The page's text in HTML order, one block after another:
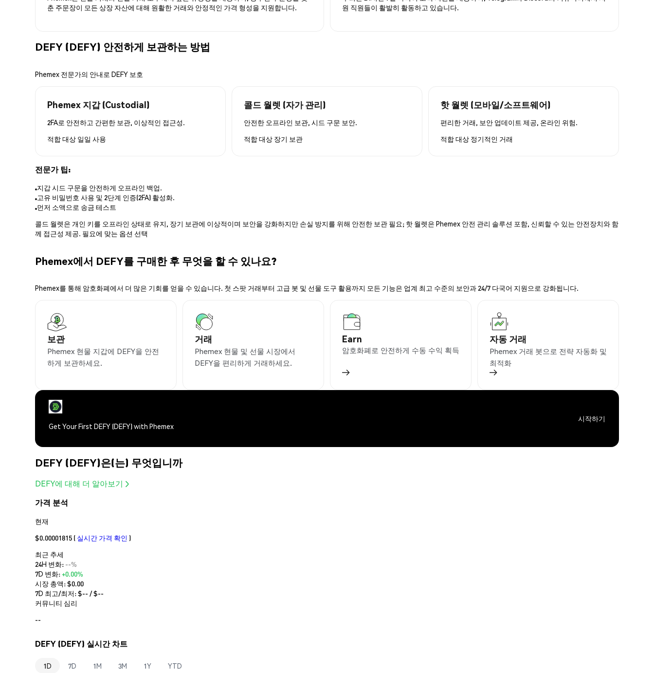
춘 주문장이 모든 상장 자산에 대해 원활한 거래와 안정적인 가격 형성을 지원합니다.
원 직원들이 활발히 활동하고 있습니다.
DEFY (DEFY) 안전하게 보관하는 방법
Phemex 전문가의 안내로 DEFY 보호
Phemex 지갑 (Custodial)
2FA로 안전하고 간편한 보관, 이상적인 접근성.
적합 대상 일일 사용
콜드 월렛 (자가 관리)
안전한 오프라인 보관, 시드 구문 보안.
적합 대상 장기 보관
핫 월렛 (모바일/소프트웨어)
편리한 거래, 보안 업데이트 제공, 온라인 위험.
적합 대상 정기적인 거래
전문가 팁:
지갑 시드 구문을 안전하게 오프라인 백업.
고유 비밀번호 사용 및 2단계 인증(2FA) 활성화.
먼저 소액으로 송금 테스트
콜드 월렛은 개인 키를 오프라인 상태로 유지, 장기 보관에 이상적이며 보안을 강화하지만 손실 방지를 위해 안전한 보관 필요; 핫 월렛은 Phemex 안전 관리 솔루션 포함, 신뢰할 수 있는 안전장치와 함
께 접근성 제공. 필요에 맞는 옵션 선택
Phemex에서 DEFY를 구매한 후 무엇을 할 수 있나요?
Phemex를 통해 암호화폐에서 더 많은 기회를 얻을 수 있습니다. 첫 스팟 거래부터 고급 봇 및 선물 도구 활용까지 모든 기능은 업계 최고 수준의 보안과 24/7 다국어 지원으로 강화됩니다.
보관
Phemex 현물 지갑에 DEFY을 안전
하게 보관하세요.
거래
Phemex 현물 및 선물 시장에서
DEFY을 편리하게 거래하세요.
Earn
암호화폐로 안전하게 수동 수익 획득
자동 거래
Phemex 거래 봇으로 전략 자동화 및
최적화
Get Your First DEFY (DEFY) with Phemex
시작하기
DEFY (DEFY)은(는) 무엇입니까
DEFY에 대해 더 알아보기
가격 분석
현재
$0.00001815 ( 실시간 가격 확인 )
최근 추세
24H 변화: --%
7D 변화:+0.00%
시장 총액:$0.00
7D 최고/최저: $-- / $--
커뮤니티 심리
--
DEFY (DEFY) 실시간 차트
1D 7D 1M 3M 1Y YTD